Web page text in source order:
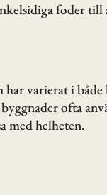
foder
varierat i
ofta
med helheten.